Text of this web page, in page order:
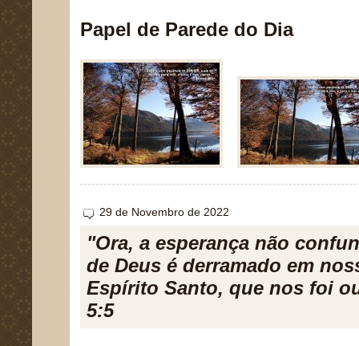
Papel de Parede do Dia
29 de Novembro de 2022
"Ora, a esperança não
de Deus é derramado em
Espírito Santo, que nos foi
5:5